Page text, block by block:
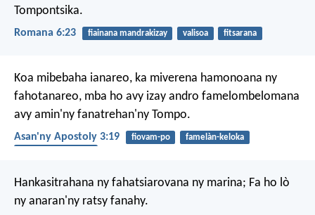
Tompontsika.
Romana 6:23 fiainana mandrakizay valisoa fitsarana
Koa mibebaha ianareo, ka miverena hamonoana ny
fahotanareo, mba ho avy izay andro famelombelomana
avy amin'ny fanatrehan'ny Tompo.
Asan'ny Apostoly 3:19 fiovam-po
famelàn-keloka
Hankasitrahana ny fahatsiarovana ny marina; Fa ho lò
ny anaran'ny ratsy fanahy.